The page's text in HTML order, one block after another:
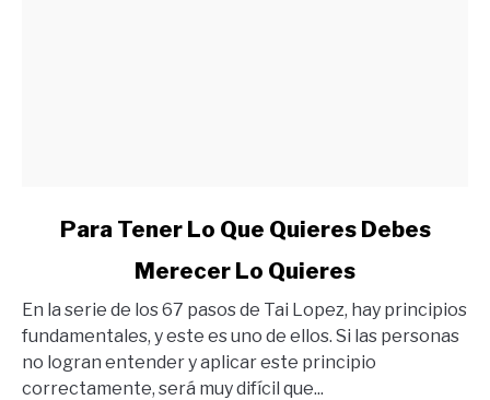
Tener
Lo
Que
Quieres
Para Tener Lo Que Quieres Debes
Merecer Lo Quieres
En la serie de los 67 pasos de Tai Lopez, hay principios
fundamentales, y este es uno de ellos. Si las personas
no logran entender y aplicar este principio
correctamente, será muy difícil que...